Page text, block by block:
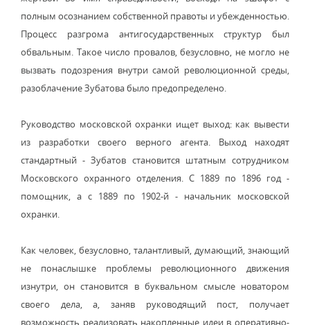
полным осознанием собственной правоты и убежденностью.
Процесс разгрома антигосударственных структур был
обвальным. Такое число провалов, безусловно, не могло не
вызвать подозрения внутри самой революционной среды,
разоблачение Зубатова было предопределено.
Руководство московской охранки ищет выход: как вывести
из разработки своего верного агента. Выход находят
стандартный - Зубатов становится штатным сотрудником
Московского охранного отделения. С 1889 по 1896 год -
помощник, а с 1889 по 1902-й - начальник московской
охранки.
Как человек, безусловно, талантливый, думающий, знающий
не понаслышке проблемы революционного движения
изнутри, он становится в буквальном смысле новатором
своего дела, а, заняв руководящий пост, получает
возможность реализовать накопленные идеи в оперативно-